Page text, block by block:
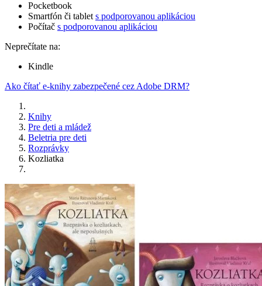
Pocketbook
Smartfón či tablet s podporovanou aplikáciou
Počítač s podporovanou aplikáciou
Neprečítate na:
Kindle
Ako čítať e-knihy zabezpečené cez Adobe DRM?
Knihy
Pre deti a mládež
Beletria pre deti
Rozprávky
Kozliatka